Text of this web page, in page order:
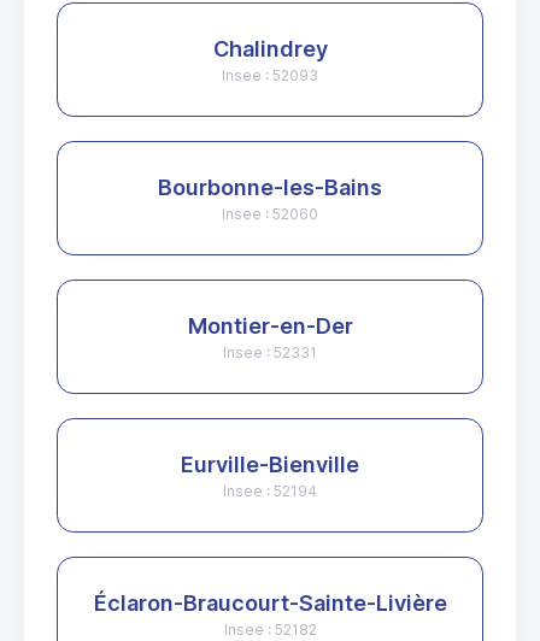
Chalindrey
Insee : 52093
Bourbonne-les-Bains
Insee : 52060
Montier-en-Der
Insee : 52331
Eurville-Bienville
Insee : 52194
Éclaron-Braucourt-Sainte-Livière
Insee : 52182